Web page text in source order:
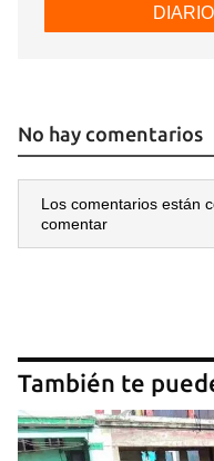
Guardar como favorito
Para poder guardar
No hay comentarios
Los comentarios están
comentar
También te